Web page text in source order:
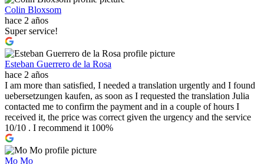
Colin Bloxsom
hace 2 años
Super service!
Esteban Guerrero de la Rosa
hace 2 años
I am more than satisfied, I needed a translation urgently and I found
uebersetzungen kaufen, as soon as I requested the translation Julia
contacted me to confirm the payment and in a couple of hours I
received it, the price was correct given the urgency and the service
10/10 . I recommend it 100%
Mo Mo